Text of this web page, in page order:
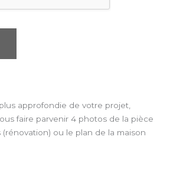
approfondie de votre projet,
faire parvenir 4 photos de la pièce
(rénovation) ou le plan de la maison